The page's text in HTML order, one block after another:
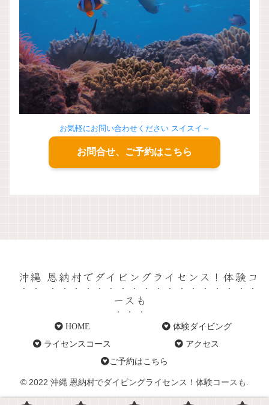
お気軽にお問い合わせください スイスイ～
お問合せ、ご予約はこちら
沖縄 恩納村でダイビングライセンス！体験コ
ースも
HOME 体験ダイビング
ライセンスコース アクセス
ご予約はこちら
© 2022 沖縄 恩納村でダイビングライセンス！体験コースも.